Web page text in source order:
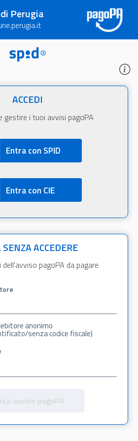
Perugia
ACCEDI
gestire i tuoi avvisi pagoPA
Entra con SPID
Entra con CIE
SENZA ACCEDERE
pagoPA da pagare
anonimo
senza codice fiscale)
avviso pagoPA